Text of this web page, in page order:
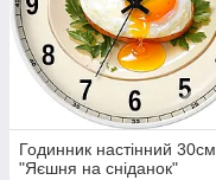
Годинник настінний 30см
"Яєшня на сніданок"